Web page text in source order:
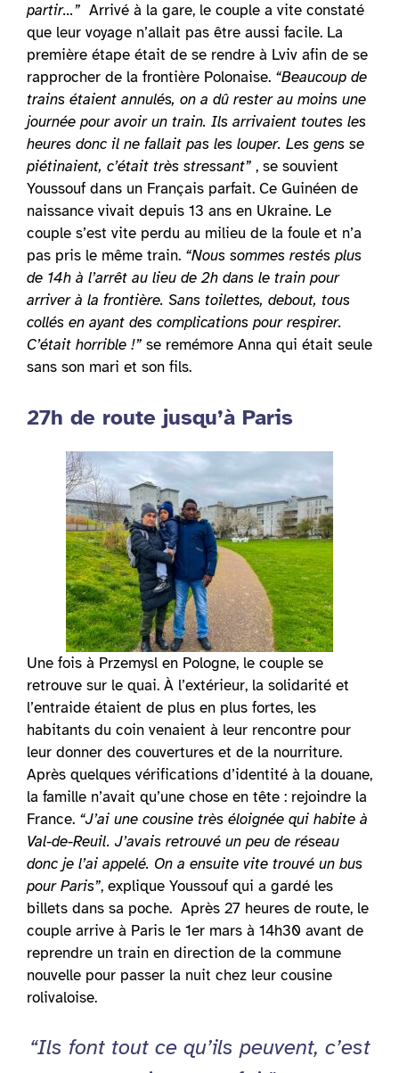
partir…” Arrivé à la gare, le couple a vite constaté
que leur voyage n’allait pas être aussi facile. La
première étape était de se rendre à Lviv afin de se
rapprocher de la frontière Polonaise. “Beaucoup de
trains étaient annulés, on a dû rester au moins une
journée pour avoir un train. Ils arrivaient toutes les
heures donc il ne fallait pas les louper. Les gens se
piétinaient, c’était très stressant” , se souvient
Youssouf dans un Français parfait. Ce Guinéen de
naissance vivait depuis 13 ans en Ukraine. Le
couple s’est vite perdu au milieu de la foule et n’a
pas pris le même train. “Nous sommes restés plus
de 14h à l’arrêt au lieu de 2h dans le train pour
arriver à la frontière. Sans toilettes, debout, tous
collés en ayant des complications pour respirer.
C’était horrible !” se remémore Anna qui était seule
sans son mari et son fils.
27h de route jusqu’à Paris
Une fois à Przemysl en Pologne, le couple se
retrouve sur le quai. À l’extérieur, la solidarité et
l’entraide étaient de plus en plus fortes, les
habitants du coin venaient à leur rencontre pour
leur donner des couvertures et de la nourriture.
Après quelques vérifications d’identité à la douane,
la famille n’avait qu’une chose en tête : rejoindre la
France. “J’ai une cousine très éloignée qui habite à
Val-de-Reuil. J’avais retrouvé un peu de réseau
donc je l’ai appelé. On a ensuite vite trouvé un bus
pour Paris”, explique Youssouf qui a gardé les
billets dans sa poche. Après 27 heures de route, le
couple arrive à Paris le 1er mars à 14h30 avant de
reprendre un train en direction de la commune
nouvelle pour passer la nuit chez leur cousine
rolivaloise.
“Ils font tout ce qu’ils peuvent, c’est